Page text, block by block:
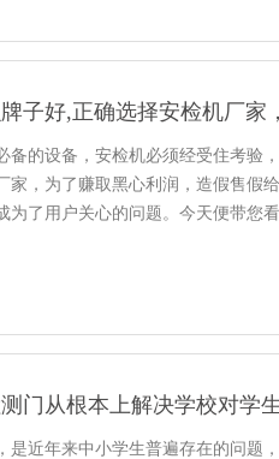
子好,正确选择安检机厂家
备的设备，安检机必须经受住考验
家，为了赚取黑心利润，造假售假
为了用户关心的问题。今天便带您
门从根本上解决学校对学
是近年来中小学生普遍存在的问题